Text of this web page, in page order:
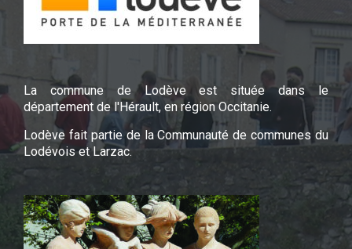
La commune de Lodève est située dans le
département de l'Hérault, en région Occitanie.
Lodève fait partie de la Communauté de communes du
Lodévois et Larzac.